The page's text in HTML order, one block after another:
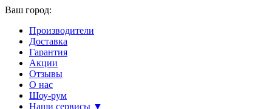
Ваш город:
Производители
Доставка
Гарантия
Акции
Отзывы
О нас
Шоу-рум
Наши сервисы ▼